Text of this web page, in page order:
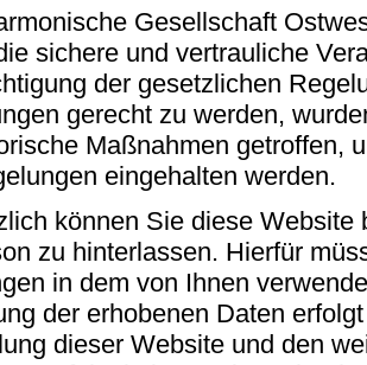
Gesellschaft
sichere und vertrauliche
der gesetzlichen
gerecht zu werden,
Maßnahmen getroffen,
eingehalten werden.
können Sie diese Website
zu hinterlassen. Hierfür
in dem von Ihnen
der erhobenen Daten
dieser Website und den